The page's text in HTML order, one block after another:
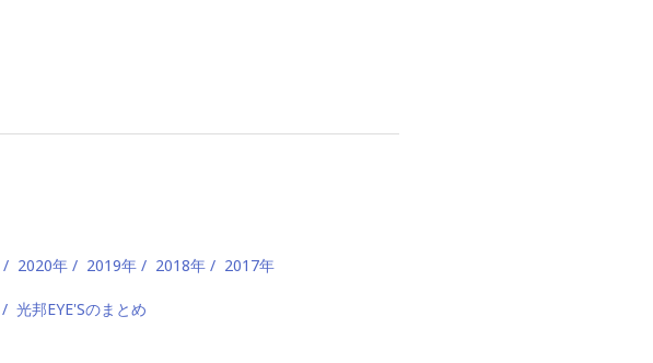
2020年 2019年 2018年 2017年
光邦EYE'Sのまとめ